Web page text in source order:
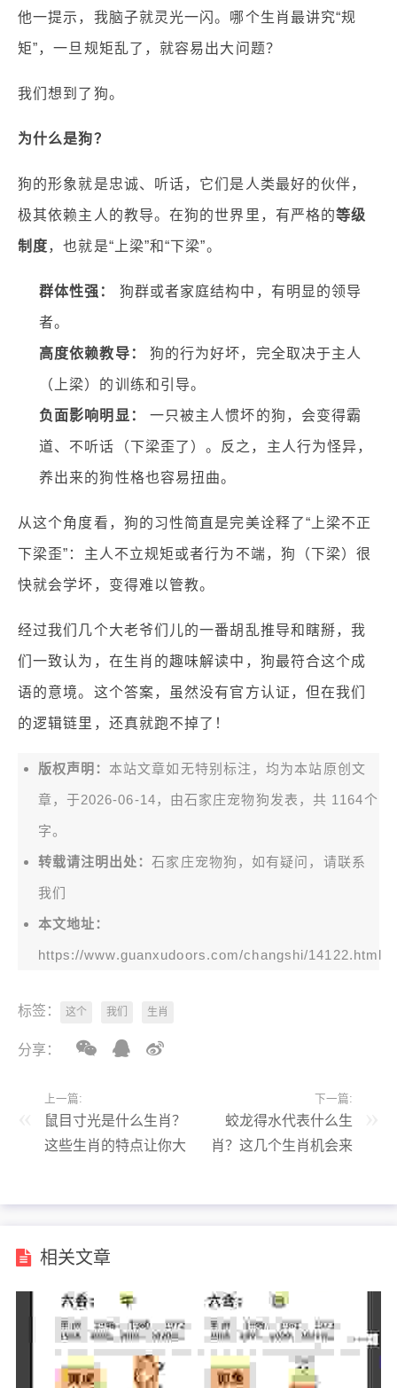
他一提示，我脑子就灵光一闪。哪个生肖最讲究“规
矩”，一旦规矩乱了，就容易出大问题？
我们想到了狗。
为什么是狗？
狗的形象就是忠诚、听话，它们是人类最好的伙伴，
极其依赖主人的教导。在狗的世界里，有严格的等级
制度，也就是“上梁”和“下梁”。
群体性强： 狗群或者家庭结构中，有明显的领导
者。
高度依赖教导： 狗的行为好坏，完全取决于主人
（上梁）的训练和引导。
负面影响明显： 一只被主人惯坏的狗，会变得霸
道、不听话（下梁歪了）。反之，主人行为怪异，
养出来的狗性格也容易扭曲。
从这个角度看，狗的习性简直是完美诠释了“上梁不正
下梁歪”：主人不立规矩或者行为不端，狗（下梁）很
快就会学坏，变得难以管教。
经过我们几个大老爷们儿的一番胡乱推导和瞎掰，我
们一致认为，在生肖的趣味解读中，狗最符合这个成
语的意境。这个答案，虽然没有官方认证，但在我们
的逻辑链里，还真就跑不掉了！
版权声明： 本站文章如无特别标注，均为本站原创文
章，于2026-06-14，由石家庄宠物狗 发表，共 1164个
字。
转载请注明出处：石家庄宠物狗，如有疑问，请联系
我们
本文地址：
https://www.guanxudoors.com/changshi/14122.html
标签： 这个 我们 生肖
分享：
上一篇:
鼠目寸光是什么生肖？
这些生肖的特点让你大
下一篇:
蛟龙得水代表什么生
肖？这几个生肖机会来
相关文章